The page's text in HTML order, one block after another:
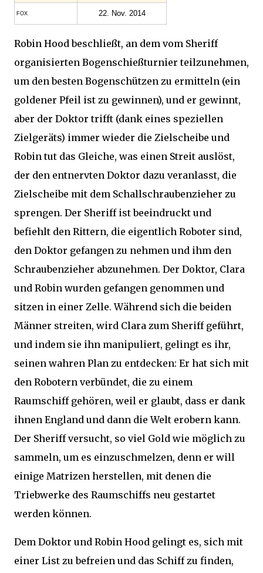
FOX 22. Nov. 2014
Robin Hood beschließt, an dem vom Sheriff
organisierten Bogenschießturnier teilzunehmen,
um den besten Bogenschützen zu ermitteln (ein
goldener Pfeil ist zu gewinnen), und er gewinnt,
aber der Doktor trifft (dank eines speziellen
Zielgeräts) immer wieder die Zielscheibe und
Robin tut das Gleiche, was einen Streit auslöst,
der den entnervten Doktor dazu veranlasst, die
Zielscheibe mit dem Schallschraubenzieher zu
sprengen. Der Sheriff ist beeindruckt und
befiehlt den Rittern, die eigentlich Roboter sind,
den Doktor gefangen zu nehmen und ihm den
Schraubenzieher abzunehmen. Der Doktor, Clara
und Robin wurden gefangen genommen und
sitzen in einer Zelle. Während sich die beiden
Männer streiten, wird Clara zum Sheriff geführt,
und indem sie ihn manipuliert, gelingt es ihr,
seinen wahren Plan zu entdecken: Er hat sich mit
den Robotern verbündet, die zu einem
Raumschiff gehören, weil er glaubt, dass er dank
ihnen England und dann die Welt erobern kann.
Der Sheriff versucht, so viel Gold wie möglich zu
sammeln, um es einzuschmelzen, denn er will
einige Matrizen herstellen, mit denen die
Triebwerke des Raumschiffs neu gestartet
werden können.
Dem Doktor und Robin Hood gelingt es, sich mit
einer List zu befreien und das Schiff zu finden,